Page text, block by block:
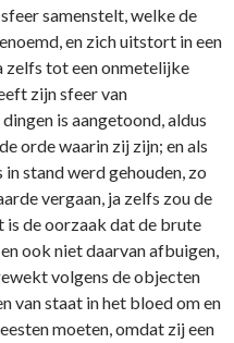
samenstelt, welke de
en zich uitstort in een
zelfs tot een onmetelijke
zijn sfeer van
is aangetoond, aldus
orde waarin zij zijn; en als
stand werd gehouden, zo
vergaan, ja zelfs zou de
is de oorzaak dat de brute
ook niet daarvan afbuigen,
volgens de objecten
van staat in het bloed om en
moeten, omdat zij een